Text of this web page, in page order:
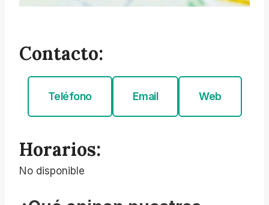
Contacto:
Teléfono Email Web
Horarios:
No disponible